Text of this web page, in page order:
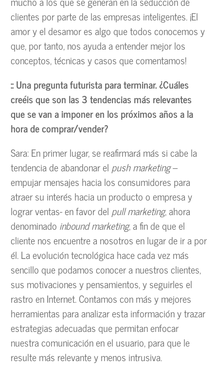
clientes por parte de las empresas inteligentes. ¡El
amor y el desamor es algo que todos conocemos y
que, por tanto, nos ayuda a entender mejor los
conceptos, técnicas y casos que comentamos!
:: Una pregunta futurista para terminar. ¿Cuáles
creéis que son las 3 tendencias más relevantes
que se van a imponer en los próximos años a la
hora de comprar/vender?
Sara: En primer lugar, se reafirmará más si cabe la
tendencia de abandonar el push marketing–
empujar mensajes hacia los consumidores para
atraer su interés hacia un producto o empresa y
lograr ventas- en favor del pull marketing, ahora
denominado inbound marketing, a fin de que el
cliente nos encuentre a nosotros en lugar de ir a por
él. La evolución tecnológica hace cada vez más
sencillo que podamos conocer a nuestros clientes,
sus motivaciones y pensamientos, y seguirles el
rastro en Internet. Contamos con más y mejores
herramientas para analizar esta información y trazar
estrategias adecuadas que permitan enfocar
nuestra comunicación en el usuario, para que le
resulte más relevante y menos intrusiva.